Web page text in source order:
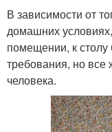
В зависимости от
домашних
помещении, к
требования, но все
человека.